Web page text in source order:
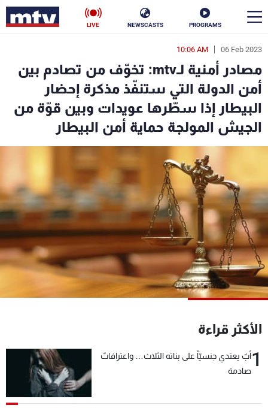
PROGRAMS
NEWSCASTS
LIVE
06 Feb 2023
10:06 AM
مصادر أمنية لـmtv: تخوّف من تصادم بين
أمن الدولة التي ستنفّذ مذكرة إحضار
البيطار إذا سطّرها عويدات وبين قوّة من
الجيش المولجة حماية أمن البيطار
الأكثر قراءة
1أبٌ يعتدي جنسيّاً على بناته الثلاث… واعترافاتٌ
صادمة
en
الأخبار
سياسة ناس
إقتصاد
رياضة
كأس العالم
البرامج
جدول البرامج
شاهد البرامج
الترددات
عن MTV
الإنـتـاج
لاعلاناتكم
شروط الإسـتخدام
سياسة الخصوصية